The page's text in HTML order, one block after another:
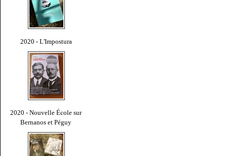
2020 - L'Impostura
2020 - Nouvelle École sur
Bernanos et Péguy